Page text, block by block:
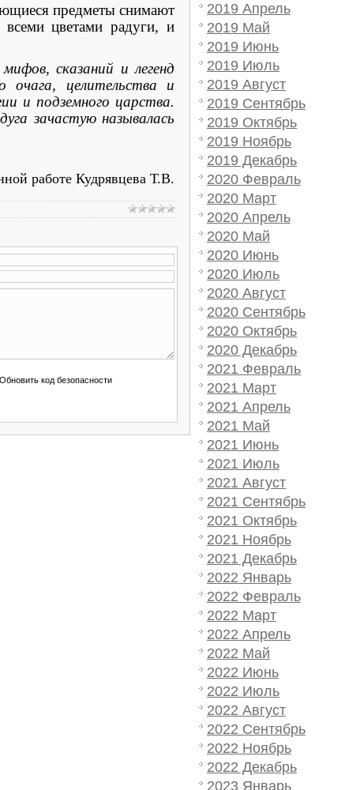
предметы снимают
всеми цветами радуги, и
сказаний и легенд
очага, целительства и
и подземного царства.
зачастую называлась
работе Кудрявцева Т.В.
2019 Апрель
2019 Май
2019 Июнь
2019 Июль
2019 Август
2019 Сентябрь
2019 Октябрь
2019 Ноябрь
2019 Декабрь
2020 Февраль
2020 Март
2020 Апрель
2020 Май
2020 Июнь
2020 Июль
2020 Август
2020 Сентябрь
2020 Октябрь
2020 Декабрь
2021 Февраль
2021 Март
2021 Апрель
2021 Май
2021 Июнь
2021 Июль
2021 Август
2021 Сентябрь
2021 Октябрь
2021 Ноябрь
2021 Декабрь
2022 Январь
2022 Февраль
2022 Март
2022 Апрель
2022 Май
2022 Июнь
2022 Июль
2022 Август
2022 Сентябрь
2022 Ноябрь
2022 Декабрь
2023 Январь